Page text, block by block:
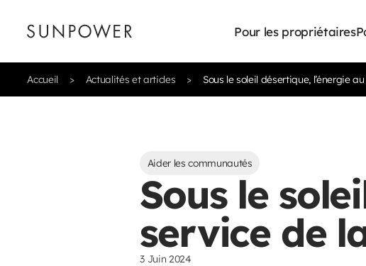
Pour les propriétaires
Accueil Actualités et articles Sous le soleil désertique, l’énergie
Aider les communautés
Sous le
service de
3 Juin 2024